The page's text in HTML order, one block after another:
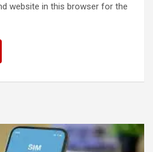
website in this browser for the